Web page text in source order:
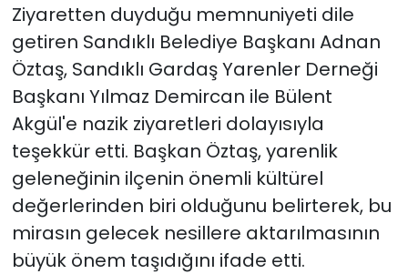
Ziyaretten duyduğu memnuniyeti dile
getiren Sandıklı Belediye Başkanı Adnan
Öztaş, Sandıklı Gardaş Yarenler Derneği
Başkanı Yılmaz Demircan ile Bülent
Akgül'e nazik ziyaretleri dolayısıyla
teşekkür etti. Başkan Öztaş, yarenlik
geleneğinin ilçenin önemli kültürel
değerlerinden biri olduğunu belirterek, bu
mirasın gelecek nesillere aktarılmasının
büyük önem taşıdığını ifade etti.